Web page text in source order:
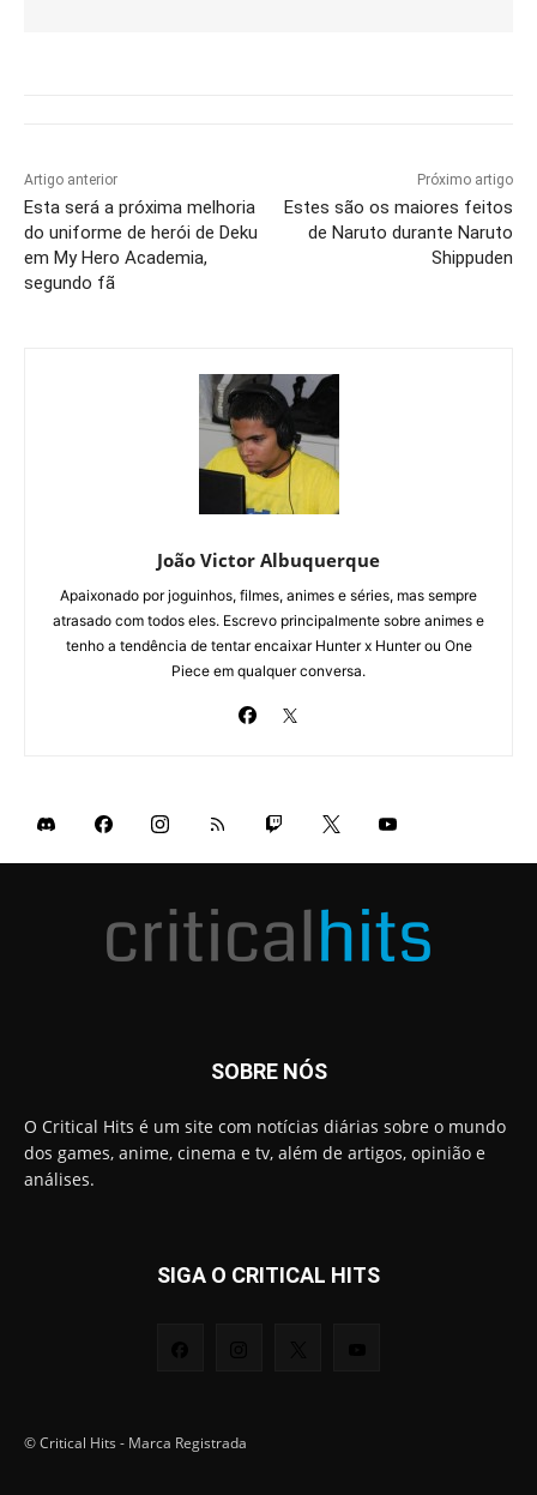
Artigo anterior
Esta será a próxima melhoria
do uniforme de herói de Deku
em My Hero Academia,
segundo fã
Próximo artigo
Estes são os maiores feitos
de Naruto durante Naruto
Shippuden
João Victor Albuquerque
Apaixonado por joguinhos, filmes, animes e séries, mas sempre
atrasado com todos eles. Escrevo principalmente sobre animes e
tenho a tendência de tentar encaixar Hunter x Hunter ou One
Piece em qualquer conversa.
SOBRE NÓS
O Critical Hits é um site com notícias diárias sobre o mundo
dos games, anime, cinema e tv, além de artigos, opinião e
análises.
SIGA O CRITICAL HITS
© Critical Hits - Marca Registrada